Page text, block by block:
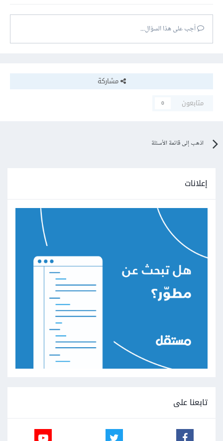
أجب على هذا السؤال...
مشاركة
متابعون
0
اذهب إلى قائمة الأسئلة
إعلانات
تابعنا على